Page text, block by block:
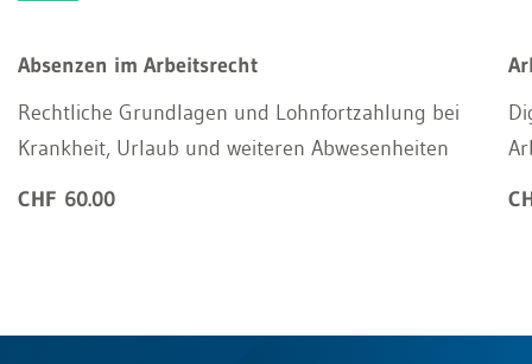
Absenzen im Arbeitsrecht
Rechtliche Grundlagen und Lohnfortzahlung bei
Krankheit, Urlaub und weiteren Abwesenheiten
CHF 60.00